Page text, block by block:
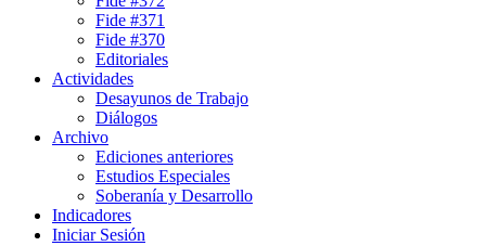
Fide #371
Fide #370
Editoriales
Actividades
Desayunos de Trabajo
Diálogos
Archivo
Ediciones anteriores
Estudios Especiales
Soberanía y Desarrollo
Indicadores
Iniciar Sesión